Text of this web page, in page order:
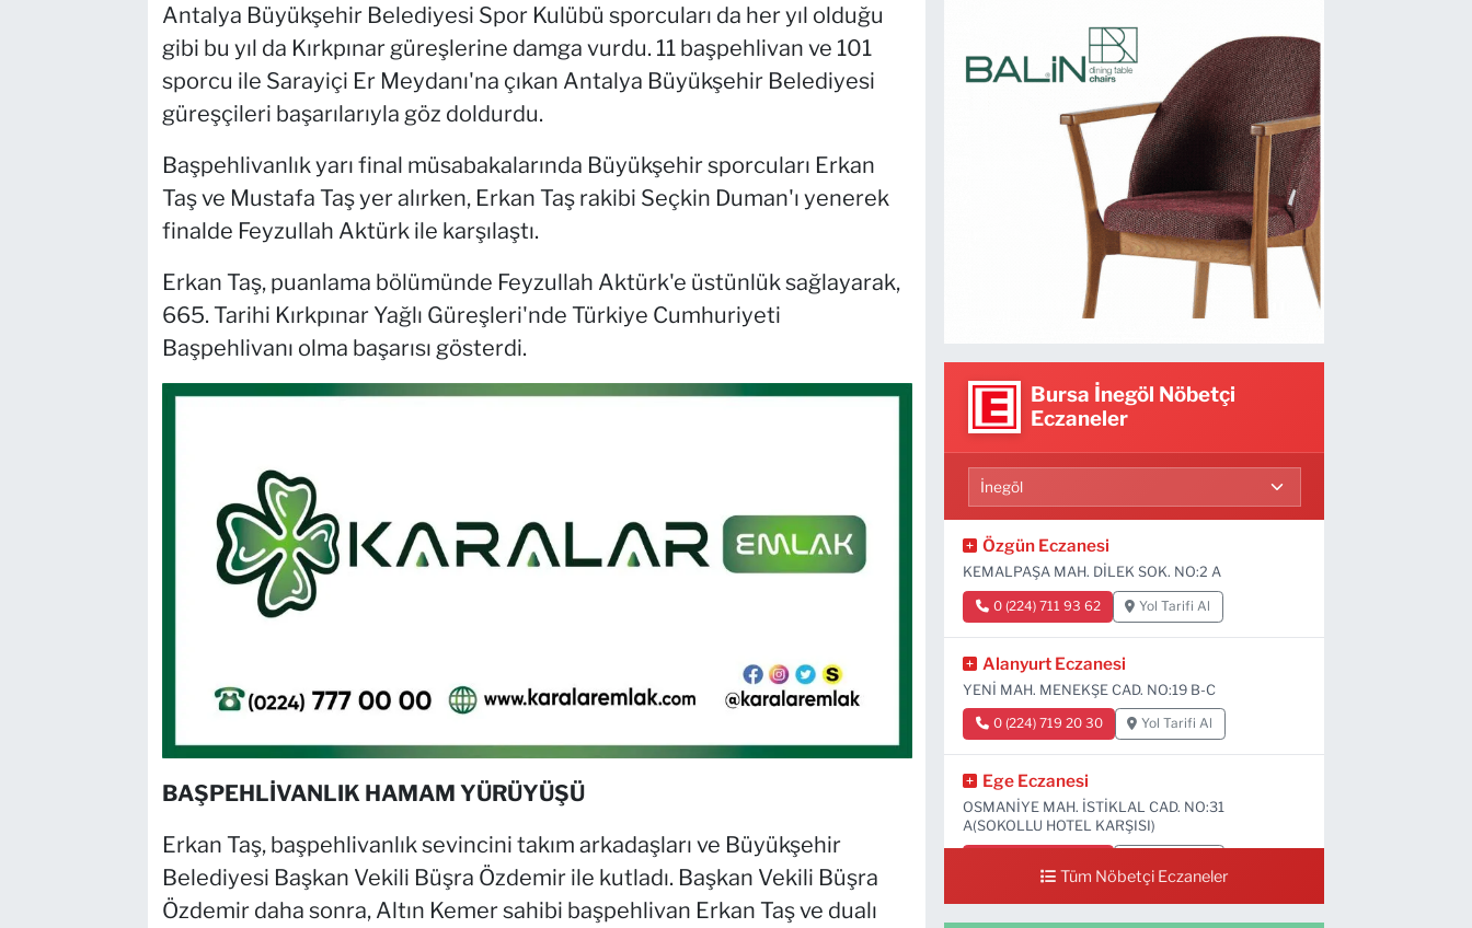
Antalya Büyükşehir Belediyesi Spor Kulübü sporcuları da her yıl olduğu
gibi bu yıl da Kırkpınar güreşlerine damga vurdu. 11 başpehlivan ve 101
sporcu ile Sarayiçi Er Meydanı'na çıkan Antalya Büyükşehir Belediyesi
güreşçileri başarılarıyla göz doldurdu.
Başpehlivanlık yarı final müsabakalarında Büyükşehir sporcuları Erkan
Taş ve Mustafa Taş yer alırken, Erkan Taş rakibi Seçkin Duman'ı yenerek
finalde Feyzullah Aktürk ile karşılaştı.
Erkan Taş, puanlama bölümünde Feyzullah Aktürk'e üstünlük sağlayarak,
665. Tarihi Kırkpınar Yağlı Güreşleri'nde Türkiye Cumhuriyeti
Başpehlivanı olma başarısı gösterdi.
BAŞPEHLİVANLIK HAMAM YÜRÜYÜŞÜ
Erkan Taş, başpehlivanlık sevincini takım arkadaşları ve Büyükşehir
Belediyesi Başkan Vekili Büşra Özdemir ile kutladı. Başkan Vekili Büşra
Özdemir daha sonra, Altın Kemer sahibi başpehlivan Erkan Taş ve dualı
Bursa İnegöl Nöbetçi
Eczaneler
Özgün Eczanesi
KEMALPAŞA MAH. DİLEK SOK. NO:2 A
0 (224) 711 93 62 Yol Tarifi Al
Alanyurt Eczanesi
YENİ MAH. MENEKŞE CAD. NO:19 B-C
0 (224) 719 20 30 Yol Tarifi Al
Ege Eczanesi
OSMANİYE MAH. İSTİKLAL CAD. NO:31
A(SOKOLLU HOTEL KARŞISI)
Tüm Nöbetçi Eczaneler